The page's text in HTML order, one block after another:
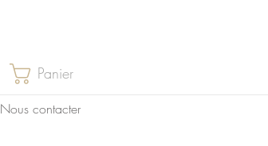
Panier
Nous contacter